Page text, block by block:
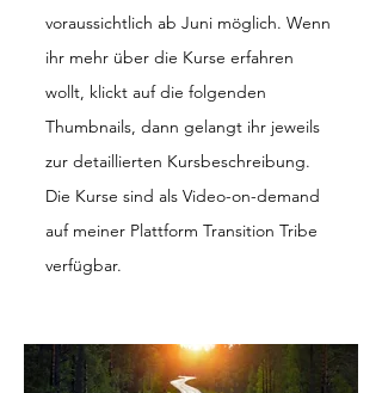
voraussichtlich ab Juni möglich. Wenn
ihr mehr über die Kurse erfahren
wollt, klickt auf die folgenden
Thumbnails, dann gelangt ihr jeweils
zur detaillierten Kursbeschreibung.
Die Kurse sind als Video-on-demand
auf meiner Plattform Transition Tribe
verfügbar.